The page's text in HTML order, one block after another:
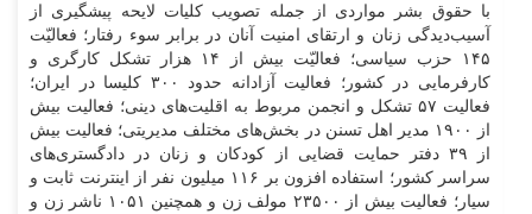
با حقوق بشر مواردی از جمله تصویب کلیات لایحه پیشگیری از
آسیب‌دیدگی زنان و ارتقای امنیت آنان در برابر سوء رفتار؛ فعالیّت
۱۴۵ حزب سیاسی؛ فعالیّت بیش از ۱۴ هزار تشکل کارگری و
کارفرمایی در کشور؛ فعالیت آزادانه حدود ۳۰۰ کلیسا در ایران؛
فعالیت ۵۷ تشکل و انجمن مربوط به اقلیت‌های دینی؛ فعالیت بیش
از ۱۹۰۰ مدیر اهل تسنن در بخش‌های مختلف مدیریتی؛ فعالیت بیش
از ۳۹ دفتر حمایت قضایی از کودکان و زنان در دادگستری‌های
سراسر کشور؛ استفاده افزون بر ۱۱۶ میلیون نفر از اینترنت ثابت و
سیار؛ فعالیت بیش از ۲۳۵۰۰ مولف زن و همچنین ۱۰۵۱ ناشر زن و